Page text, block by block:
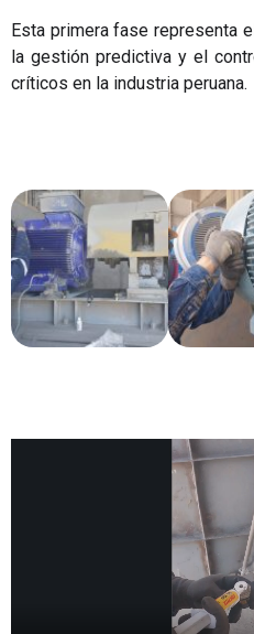
Esta primera fase representa
la gestión predictiva y el
críticos en la industria peruana.